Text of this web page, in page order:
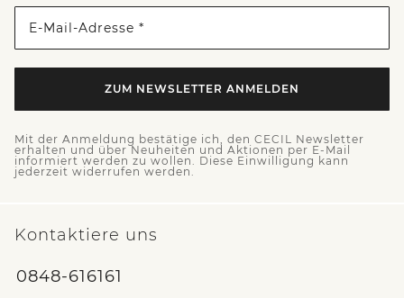
E-Mail-Adresse *
ZUM NEWSLETTER ANMELDEN
Mit der Anmeldung bestätige ich, den CECIL Newsletter
erhalten und über Neuheiten und Aktionen per E-Mail
informiert werden zu wollen. Diese Einwilligung kann
jederzeit widerrufen werden.
Kontaktiere uns
0848-616161